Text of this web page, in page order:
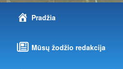
Pradžia
Mūsų žodžio redakcija